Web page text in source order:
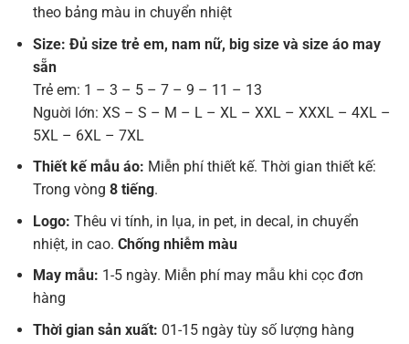
theo bảng màu in chuyển nhiệt
Size: Đủ size trẻ em, nam nữ, big size và size áo may
sẵn
Trẻ em: 1 – 3 – 5 – 7 – 9 – 11 – 13
Nguời lớn: XS – S – M – L – XL – XXL – XXXL – 4XL –
5XL – 6XL – 7XL
Thiết kế mẫu áo: Miễn phí thiết kế. Thời gian thiết kế:
Trong vòng 8 tiếng.
Logo: Thêu vi tính, in lụa, in pet, in decal, in chuyển
nhiệt, in cao. Chống nhiễm màu
May mẫu: 1-5 ngày. Miễn phí may mẫu khi cọc đơn
hàng
Thời gian sản xuất: 01-15 ngày tùy số lượng hàng